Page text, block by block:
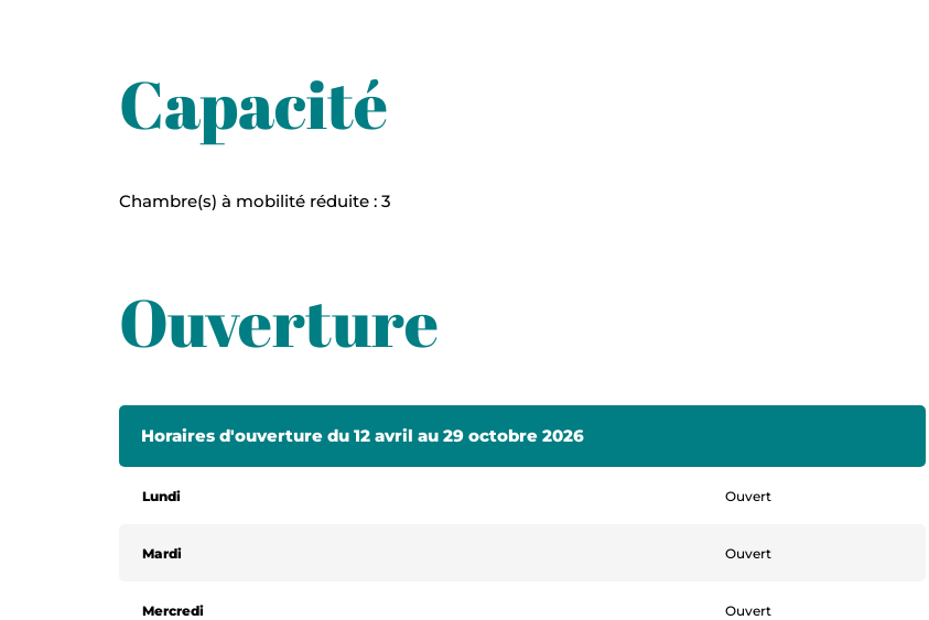
Capacité
Chambre(s) à mobilité réduite : 3
Ouverture
Horaires d'ouverture du 12 avril au 29 octobre 2026
Lundi Ouvert
Mardi Ouvert
Mercredi Ouvert